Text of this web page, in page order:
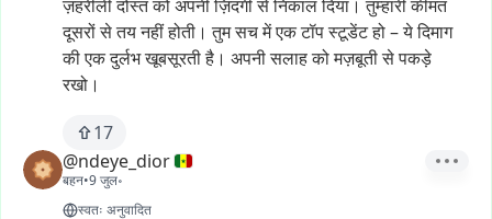
ज़हरीलीदोस्तकोअपनीज़िंदगीसेनिकालदिया। तुम्हारीकीमत
दूसरोंसेतयनहींहोती। तुमसचमेंएकटॉपस्टूडेंटहो–येदिमाग
कीएकदुर्लभखूबसूरतीहै। अपनीसलाहकोमज़बूतीसेपकड़े
रखो।
17
@ndeye_dior
बहन•9 जुल॰
स्वतः अनुवादित